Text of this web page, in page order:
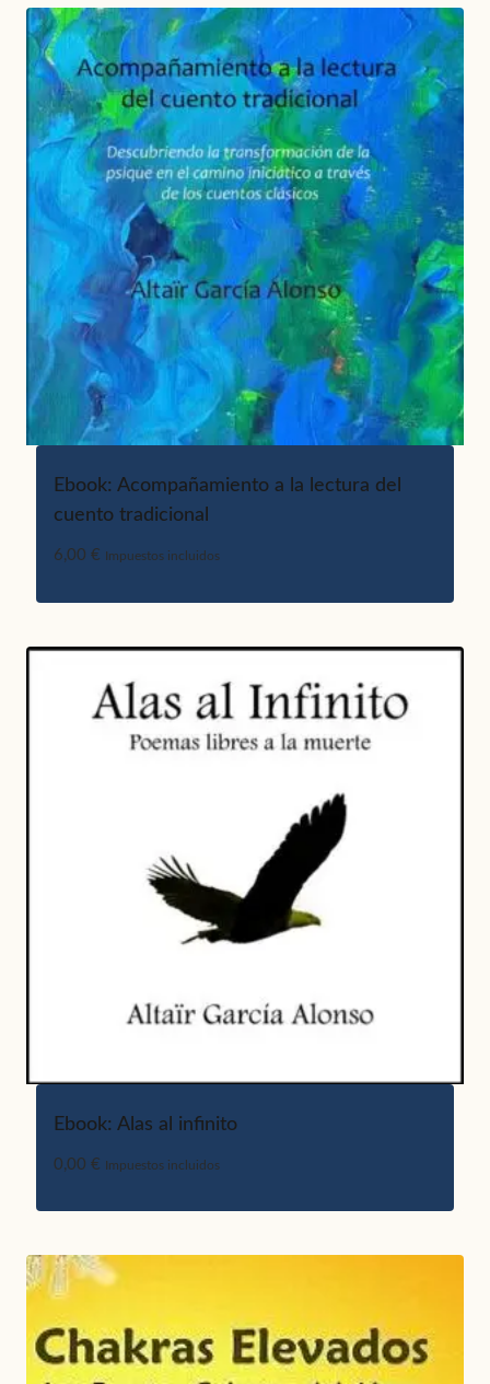
Ebook: Acompañamiento a la lectura del
cuento tradicional
6,00 € Impuestos incluidos
Ebook: Alas al infinito
0,00 € Impuestos incluidos